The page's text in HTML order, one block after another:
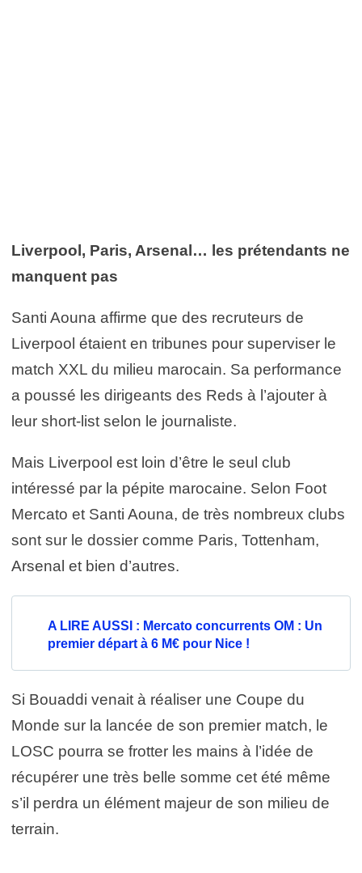
Liverpool, Paris, Arsenal… les prétendants ne
manquent pas
Santi Aouna affirme que des recruteurs de
Liverpool étaient en tribunes pour superviser le
match XXL du milieu marocain. Sa performance
a poussé les dirigeants des Reds à l’ajouter à
leur short-list selon le journaliste.
Mais Liverpool est loin d’être le seul club
intéressé par la pépite marocaine. Selon Foot
Mercato et Santi Aouna, de très nombreux clubs
sont sur le dossier comme Paris, Tottenham,
Arsenal et bien d’autres.
A LIRE AUSSI : Mercato concurrents OM : Un
premier départ à 6 M€ pour Nice !
Si Bouaddi venait à réaliser une Coupe du
Monde sur la lancée de son premier match, le
LOSC pourra se frotter les mains à l’idée de
récupérer une très belle somme cet été même
s’il perdra un élément majeur de son milieu de
terrain.